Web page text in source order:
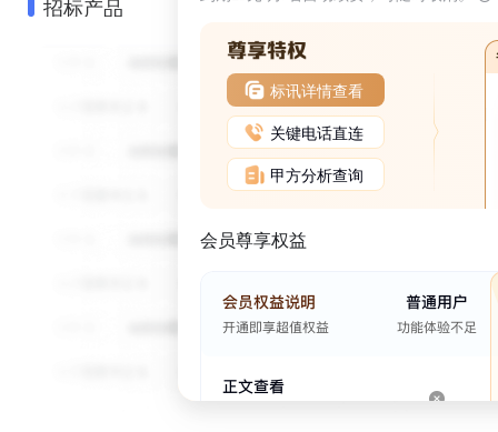
招标产品
标讯详情查看
关键电话直连
甲方分析查询
会员尊享权益